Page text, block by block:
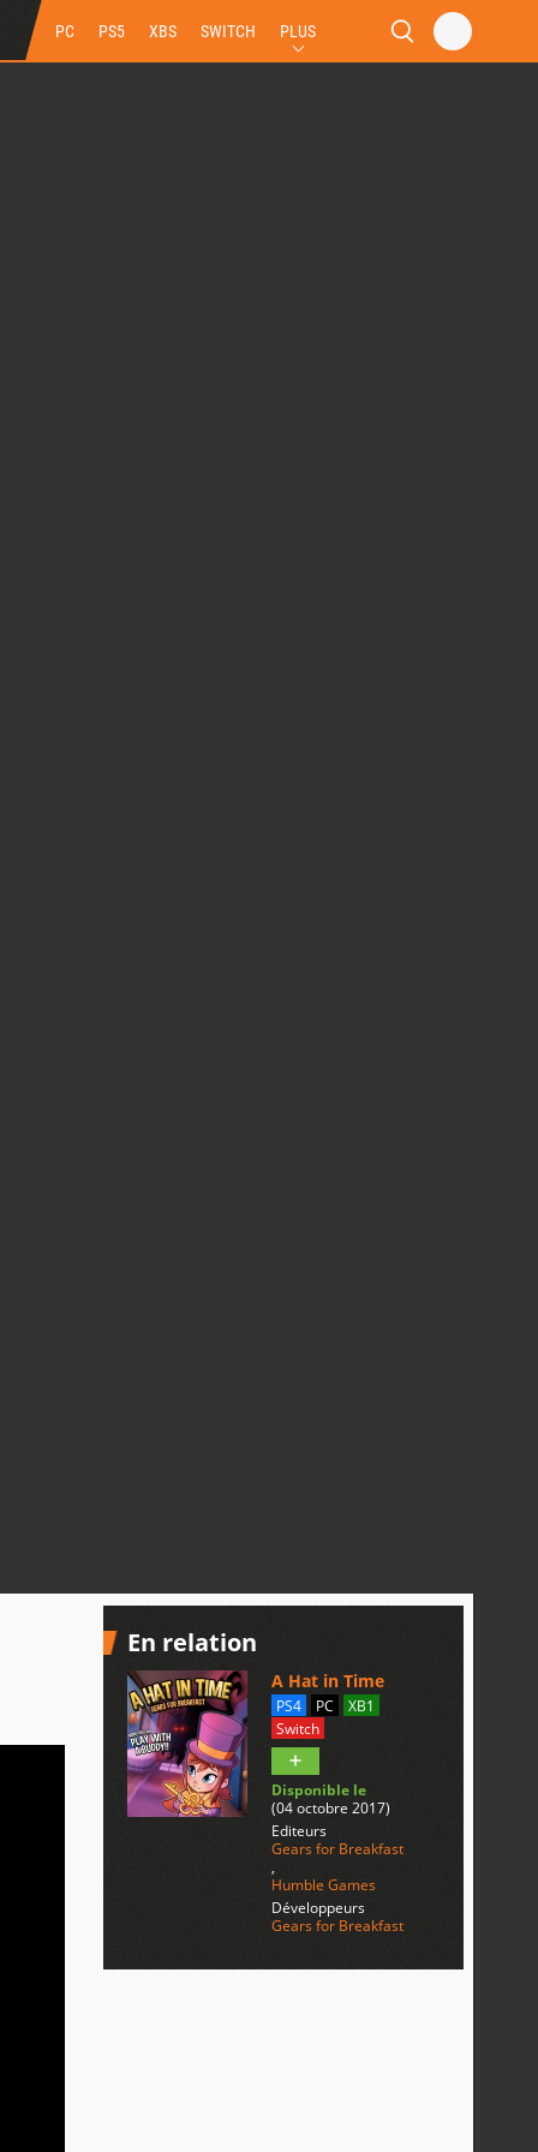
PC PS5 XBS SWITCH PLUS
En relation
A Hat in Time
PS4 PC
XB1
Switch
Disponible le
(04 octobre 2017)
Editeurs
Gears for Breakfast
,
Humble Games
Développeurs
Gears for Breakfast